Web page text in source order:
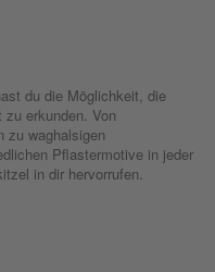
du die Möglichkeit, die
erkunden. Von
zu waghalsigen
Pflastermotive in jeder
in dir hervorrufen.